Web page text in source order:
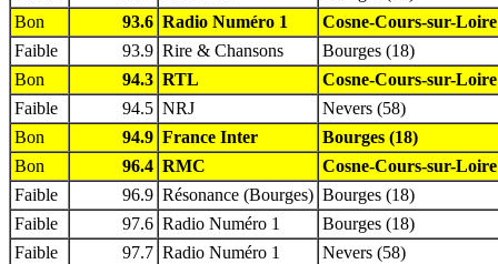
Bon
93.6 Radio Numéro 1
Cosne-Cours-sur-
Faible
93.9 Rire & Chansons
Bourges (18)
Bon
94.3 RTL
Cosne-Cours-sur-
Faible
94.5 NRJ
Nevers (58)
Bon
94.9 France Inter
Bourges (18)
Bon
96.4 RMC
Cosne-Cours-sur-
Faible
96.9 Résonance (Bourges) Bourges (18)
Faible
97.6 Radio Numéro 1
Bourges (18)
Faible
97.7 Radio Numéro 1
Nevers (58)